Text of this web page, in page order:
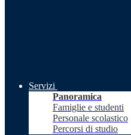
Servizi
Panoramica
Famiglie e studenti
Personale scolastico
Percorsi di studio